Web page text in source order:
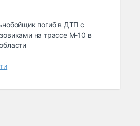
погиб в ДТП с
на трассе М-10 в